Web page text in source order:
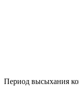
Период высыхания